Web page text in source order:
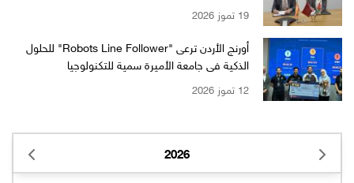
19 تموز 2026
أورنج الأردن ترعى "Robots Line Follower" للحلول
الذكية في جامعة الأميرة سمية للتكنولوجيا
12 تموز 2026
2026